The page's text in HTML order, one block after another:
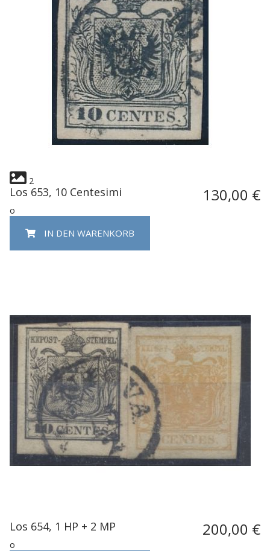
2
Los 653, 10 Centesimi 130,00 €
o
IN DEN WARENKORB
Los 654, 1 HP + 2 MP 200,00 €
o